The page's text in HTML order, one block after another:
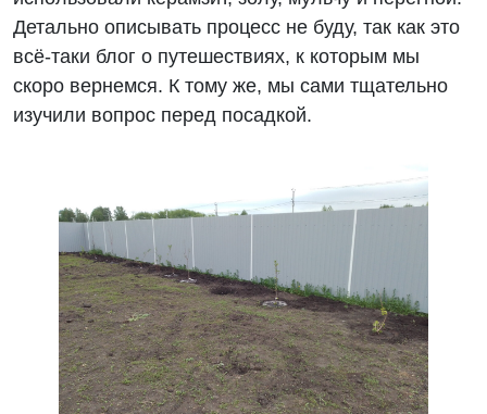
Детально описывать процесс не буду, так как это
всё-таки блог о путешествиях, к которым мы
скоро вернемся. К тому же, мы сами тщательно
изучили вопрос перед посадкой.